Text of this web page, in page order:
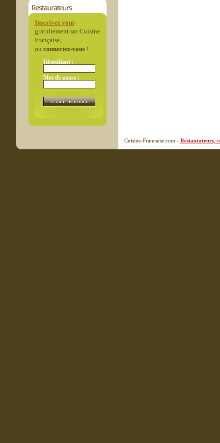
Restaurateurs
Inscrivez vous
gratuitement sur Cuisine
Française,
ou connectez-vous!
Identifiant :
Mot de passe :
Cuisine-Francaise.com - Restaurateurs ,